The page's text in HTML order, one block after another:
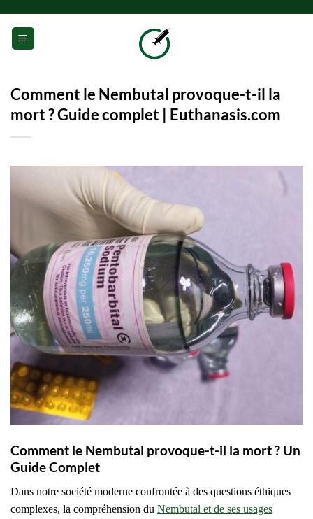
contenu
Comment le Nembutal provoque-t-il la
mort ? Guide complet | Euthanasis.com
Comment le Nembutal provoque-t-il la mort ? Un
Guide Complet
Dans notre société moderne confrontée à des questions éthiques
complexes, la compréhension du Nembutal et de ses usages